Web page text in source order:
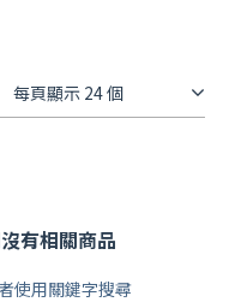
／$999 各一張｜官網
每頁顯示 24 個
有相關商品
使用關鍵字搜尋